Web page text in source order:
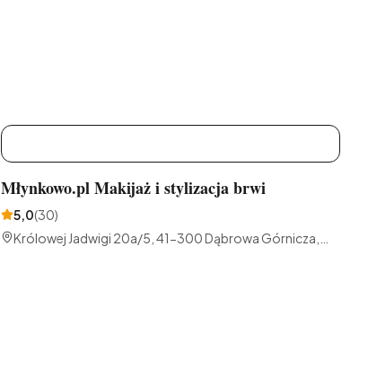
Młynkowo.pl Makijaż i stylizacja brwi
5,0(30)
Królowej Jadwigi 20a/5, 41-300 Dąbrowa Górnicza,